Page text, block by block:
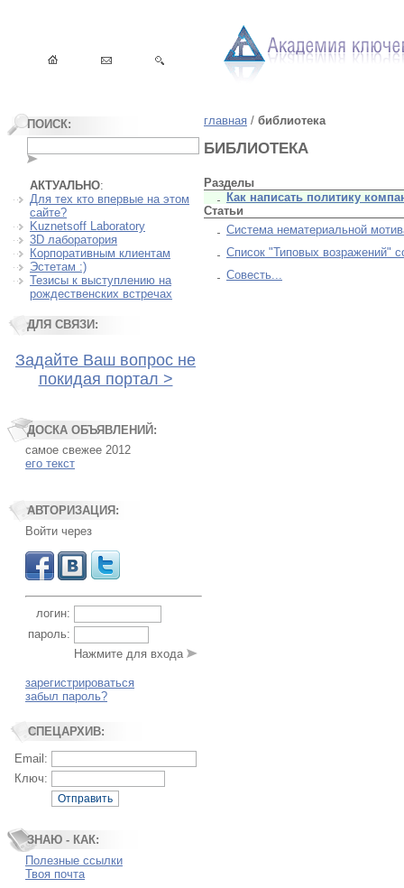
ПОИСК:
АКТУАЛЬНО:
Для тех кто впервые на этом
сайте?
Kuznetsoff Laboratory
3D лаборатория
Корпоративным клиентам
Эстетам :)
Тезисы к выступлению на
рождественских встречах
ДЛЯ СВЯЗИ:
Задайте Ваш вопрос не
покидая портал >
ДОСКА ОБЪЯВЛЕНИЙ:
самое свежее 2012
его текст
АВТОРИЗАЦИЯ:
Войти через
логин:
пароль:
Нажмите для входа
зарегистрироваться
забыл пароль?
СПЕЦАРХИВ:
Email:
Ключ:
Отправить
ЗНАЮ - КАК:
Полезные ссылки
Твоя почта
главная / библиотека
БИБЛИОТЕКА
Разделы
Как написать политику
Статьи
Система нематериальной
Список "Типовых возражений"
Совесть...